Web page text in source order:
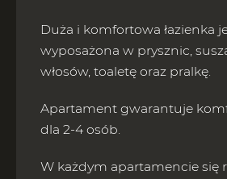
Duża i komfortowa łazienka
wyposażona w prysznic,
włosów, toaletę oraz pralkę.
Apartament gwarantuje
dla 2-4 osób.
W każdym apartamencie się